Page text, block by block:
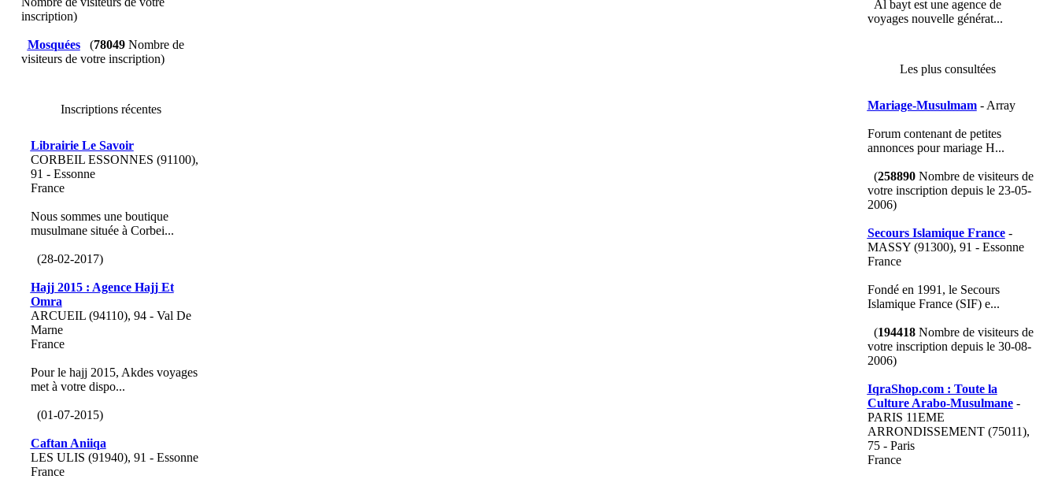
inscription)
Mosquées (78049Nombre de
visiteurs de votre inscription)
Inscriptions récentes
Librairie Le Savoir
CORBEIL ESSONNES (91100),
91 - Essonne
France
Nous sommes une boutique
musulmane située à Corbei...
(28-02-2017)
Hajj 2015 : Agence Hajj Et
Omra
ARCUEIL (94110), 94 - Val De
Marne
France
Pour le hajj 2015, Akdes voyages
met à votre dispo...
(01-07-2015)
Caftan Aniiqa
LES ULIS (91940), 91 - Essonne
France
Al bayt est une agence de
voyages nouvelle générat...
Les plus consultées
Mariage-Musulmam- Array
Forum contenant de petites
annonces pour mariage H...
(258890Nombre de visiteurs de
votre inscription depuis le 23-05-
2006)
Secours Islamique France-
MASSY (91300), 91 - Essonne
France
Fondé en 1991, le Secours
Islamique France (SIF) e...
(194418Nombre de visiteurs de
votre inscription depuis le 30-08-
2006)
IqraShop.com : Toute la
Culture Arabo-Musulmane-
PARIS 11EME
ARRONDISSEMENT (75011),
75 - Paris
France